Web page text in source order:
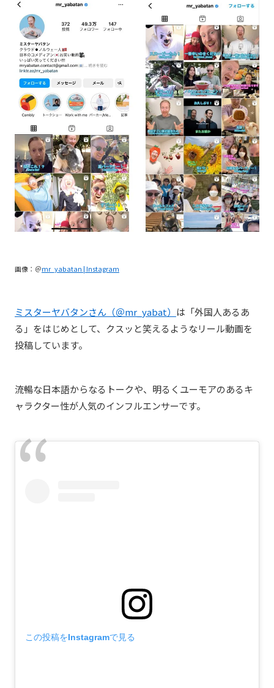
画像：＠mr_yabatan | Instagram
ミスターヤバタンさん（＠mr_yabat） は「外国人あるあ
る」をはじめとして、クスッと笑えるようなリール動画を
投稿しています。
流暢な日本語からなるトークや、明るくユーモアのあるキ
ャラクター性が人気のインフルエンサーです。
この投稿をInstagramで見る